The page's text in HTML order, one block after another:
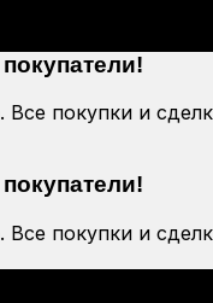
покупки и
покупки и